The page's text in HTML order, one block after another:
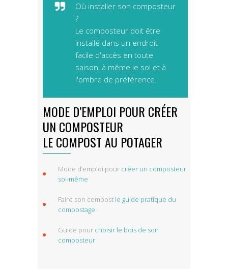
Où installer son composteur
?
Le composteur doit être
installé dans un endroit
facile d'accès en toute
saison, à même le sol et à
l'ombre de préférence.
MODE D’EMPLOI POUR CRÉER
UN COMPOSTEUR
LE COMPOST AU POTAGER
Mode d’emploi pour créer un composteur
soi-même
Faire son compost le guide pratique du
compostage
Guide pour choisir le bois de son
composteur